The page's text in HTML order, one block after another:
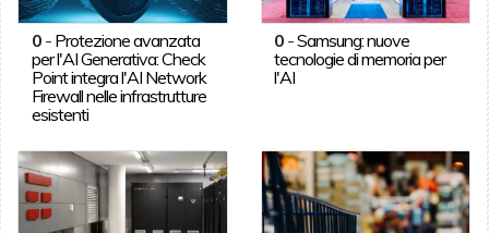
0- Protezione avanzata
per l'AI Generativa: Check
Point integra l'AI Network
Firewall nelle infrastrutture
esistenti
0 -Samsung: nuove
tecnologie di memoria per
l'AI